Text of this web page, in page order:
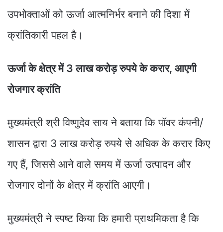
उपभोक्ताओं को ऊर्जा आत्मनिर्भर बनाने की दिशा में
क्रांतिकारी पहल है।
ऊर्जा के क्षेत्र में 3 लाख करोड़ रुपये के करार, आएगी
रोजगार क्रांति
मुख्यमंत्री श्री विष्णुदेव साय ने बताया कि पॉवर कंपनी/
शासन द्वारा 3 लाख करोड़ रुपये से अधिक के करार किए
गए हैं, जिससे आने वाले समय में ऊर्जा उत्पादन और
रोजगार दोनों के क्षेत्र में क्रांति आएगी।
मुख्यमंत्री ने स्पष्ट किया कि हमारी प्राथमिकता है कि